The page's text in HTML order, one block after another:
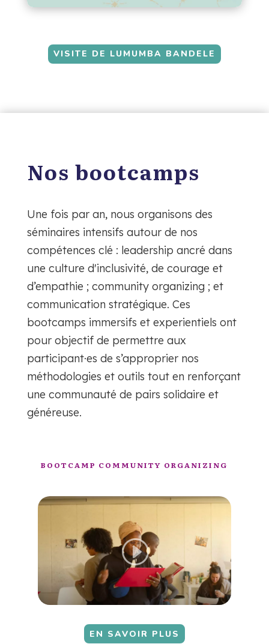
VISITE DE LUMUMBA BANDELE
Nos bootcamps
Une fois par an, nous organisons des
séminaires intensifs autour de nos
compétences clé : leadership ancré dans
une culture d'inclusivité, de courage et
d’empathie ; community organizing ; et
communication stratégique. Ces
bootcamps immersifs et experientiels ont
pour objectif de permettre aux
participant·es de s’approprier nos
méthodologies et outils tout en renforçant
une communauté de pairs solidaire et
généreuse.
BOOTCAMP COMMUNITY ORGANIZING
EN SAVOIR PLUS